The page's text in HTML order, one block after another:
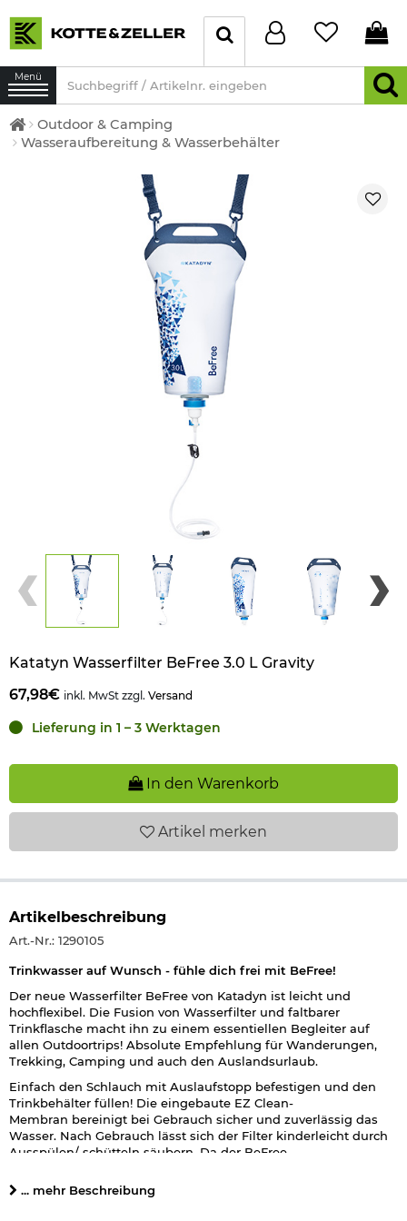
Menü
Outdoor & Camping
Wasseraufbereitung & Wasserbehälter
Katatyn Wasserfilter BeFree 3.0 L Gravity
67,98€ inkl. MwSt zzgl. Versand
Lieferung in 1 – 3 Werktagen
In den Warenkorb
Artikel merken
Artikelbeschreibung
Art.-Nr.: 1290105
Trinkwasser auf Wunsch - fühle dich frei mit BeFree!
Der neue Wasserfilter BeFree von Katadyn ist leicht und
hochflexibel. Die Fusion von Wasserfilter und faltbarer
Trinkflasche macht ihn zu einem essentiellen Begleiter auf
allen Outdoortrips! Absolute Empfehlung für Wanderungen,
Trekking, Camping und auch den Auslandsurlaub.
Einfach den Schlauch mit Auslaufstopp befestigen und den
Trinkbehälter füllen! Die eingebaute EZ Clean-
Membran bereinigt bei Gebrauch sicher und zuverlässig das
Wasser. Nach Gebrauch lässt sich der Filter kinderleicht durch
Ausspülen/-schütteln säubern. Da der BeFree
Der BeFree 3.0 L Gravity fast 3 Liter Wasser und lässt sich mit
... mehr Beschreibung